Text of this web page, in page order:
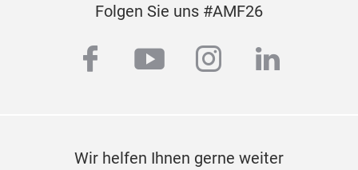
Folgen Sie uns #AMF26
facebook
youtubeinstagram
linkedin
Wir helfen Ihnen gerne weiter